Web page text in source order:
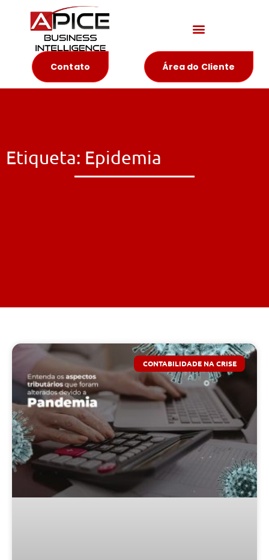
Contato Área do Cliente
Etiqueta: Epidemia
CONTABILIDADE NA CRISE